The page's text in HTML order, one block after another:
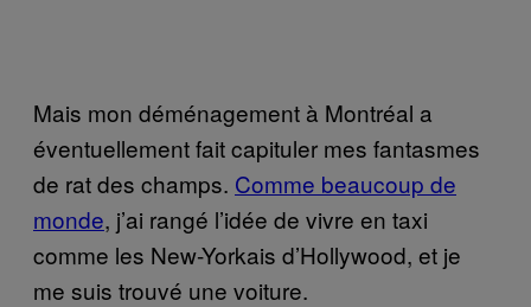
Mais mon déménagement à Montréal a
éventuellement fait capituler mes fantasmes
de rat des champs. Comme beaucoup de
monde, j’ai rangé l’idée de vivre en taxi
comme les New-Yorkais d’Hollywood, et je
me suis trouvé une voiture.